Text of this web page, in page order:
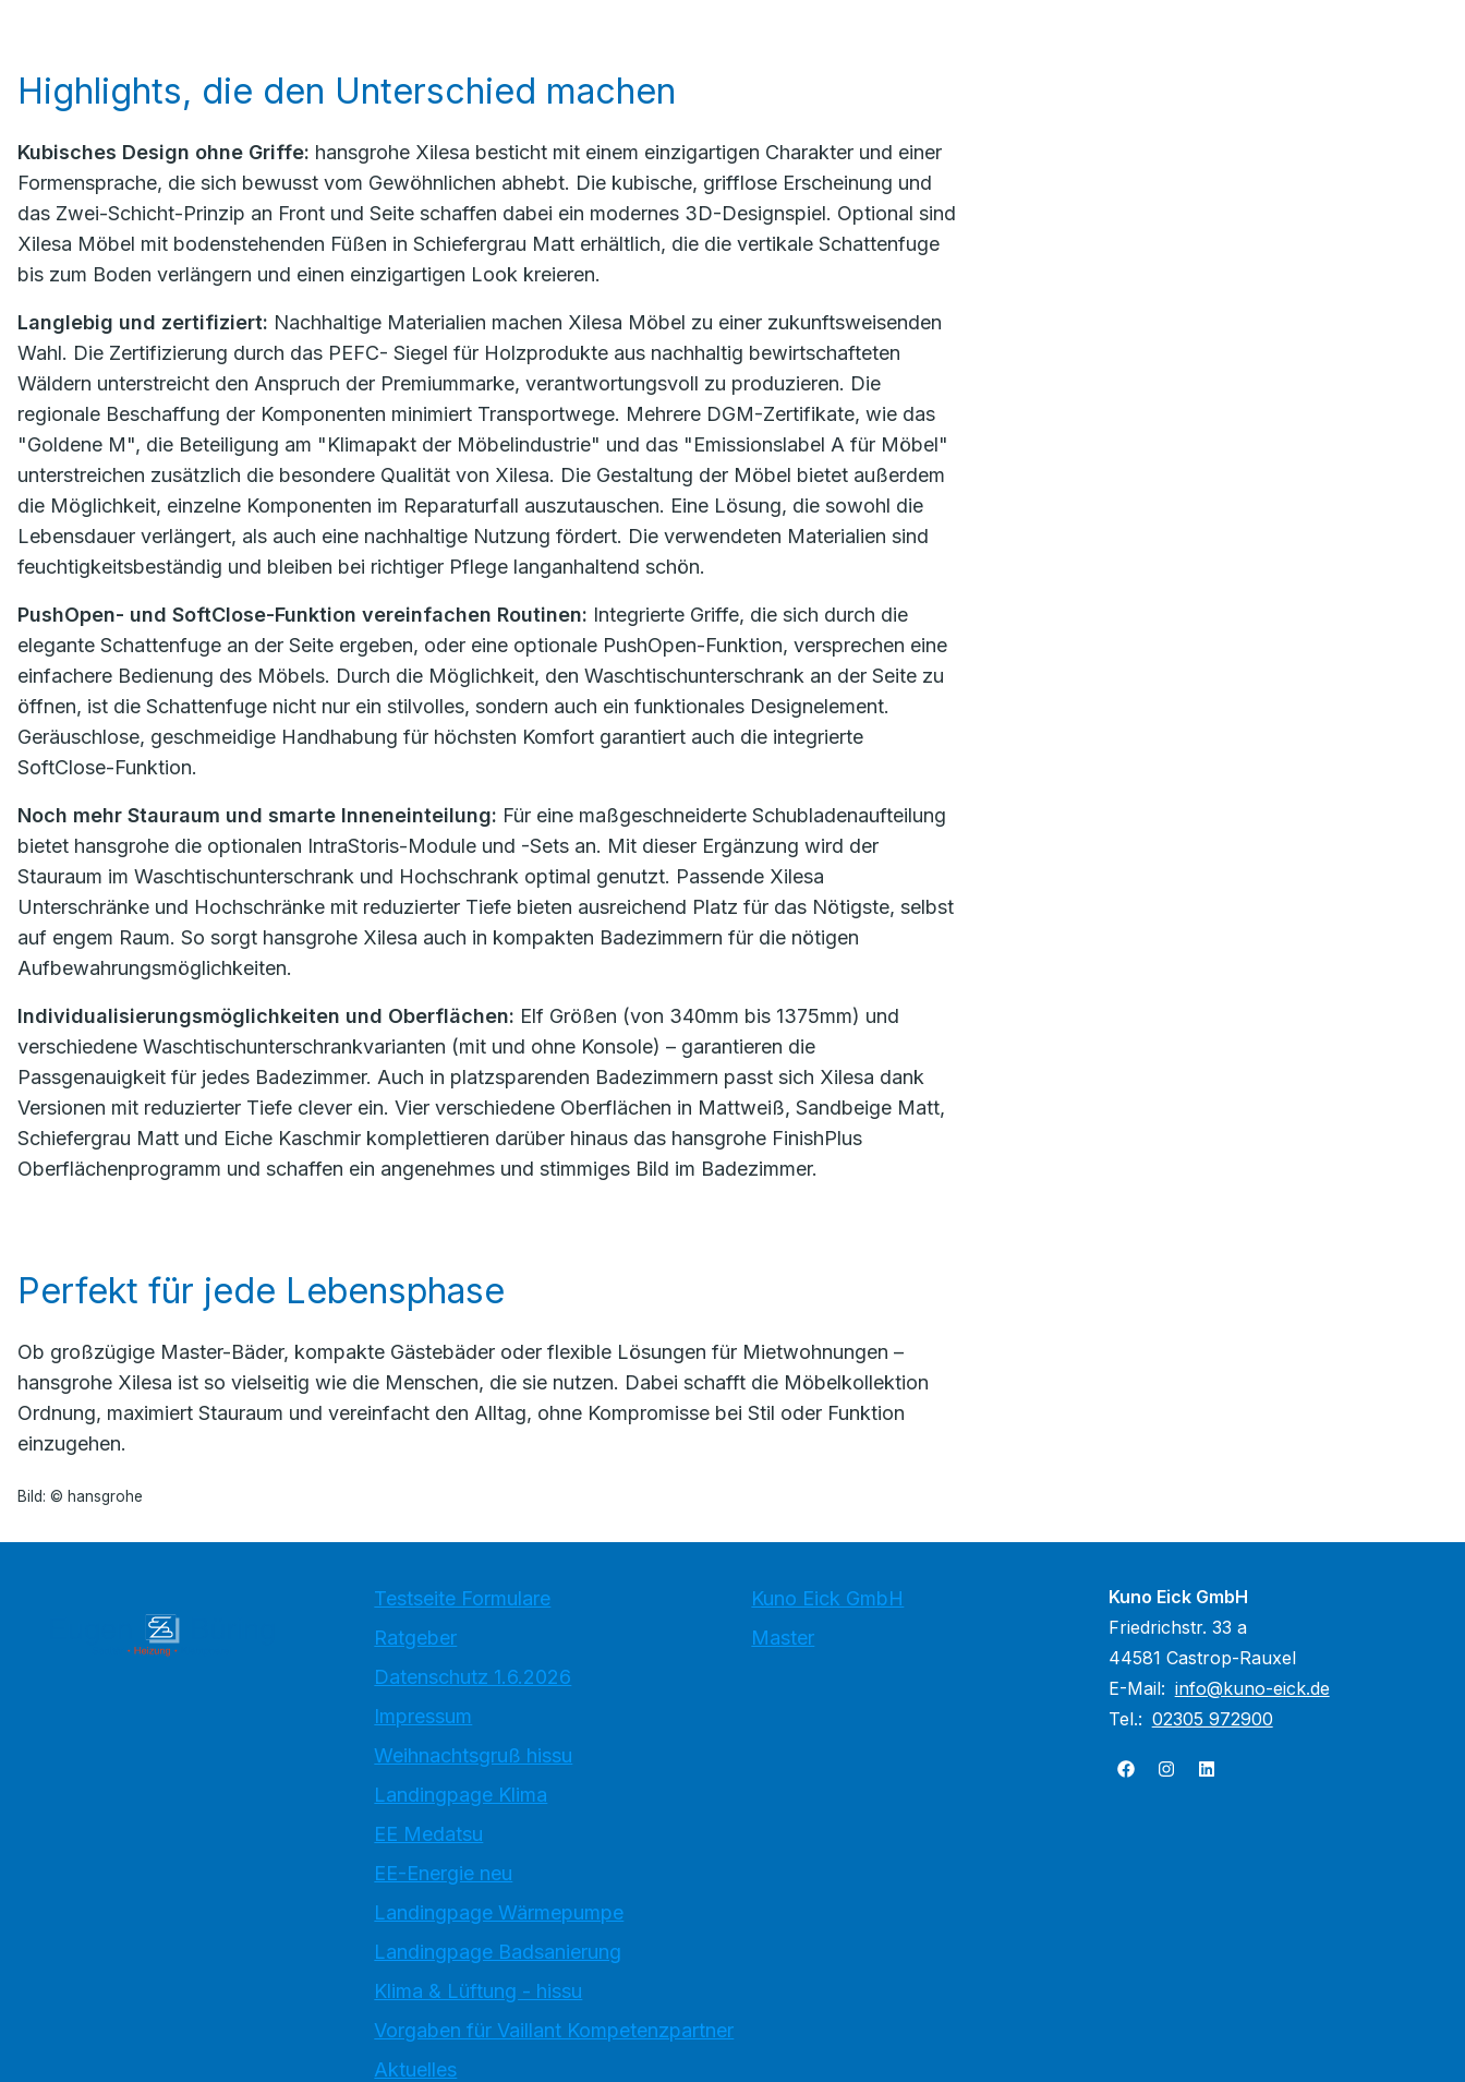
Highlights, die den Unterschied machen
Kubisches Design ohne Griffe: hansgrohe Xilesa besticht mit einem einzigartigen Charakter und einer
Formensprache, die sich bewusst vom Gewöhnlichen abhebt. Die kubische, grifflose Erscheinung und
das Zwei-Schicht-Prinzip an Front und Seite schaffen dabei ein modernes 3D-Designspiel. Optional sind
Xilesa Möbel mit bodenstehenden Füßen in Schiefergrau Matt erhältlich, die die vertikale Schattenfuge
bis zum Boden verlängern und einen einzigartigen Look kreieren.
Langlebig und zertifiziert: Nachhaltige Materialien machen Xilesa Möbel zu einer zukunftsweisenden
Wahl. Die Zertifizierung durch das PEFC- Siegel für Holzprodukte aus nachhaltig bewirtschafteten
Wäldern unterstreicht den Anspruch der Premiummarke, verantwortungsvoll zu produzieren. Die
regionale Beschaffung der Komponenten minimiert Transportwege. Mehrere DGM-Zertifikate, wie das
"Goldene M", die Beteiligung am "Klimapakt der Möbelindustrie" und das "Emissionslabel A für Möbel"
unterstreichen zusätzlich die besondere Qualität von Xilesa. Die Gestaltung der Möbel bietet außerdem
die Möglichkeit, einzelne Komponenten im Reparaturfall auszutauschen. Eine Lösung, die sowohl die
Lebensdauer verlängert, als auch eine nachhaltige Nutzung fördert. Die verwendeten Materialien sind
feuchtigkeitsbeständig und bleiben bei richtiger Pflege langanhaltend schön.
PushOpen- und SoftClose-Funktion vereinfachen Routinen: Integrierte Griffe, die sich durch die
elegante Schattenfuge an der Seite ergeben, oder eine optionale PushOpen-Funktion, versprechen eine
einfachere Bedienung des Möbels. Durch die Möglichkeit, den Waschtischunterschrank an der Seite zu
öffnen, ist die Schattenfuge nicht nur ein stilvolles, sondern auch ein funktionales Designelement.
Geräuschlose, geschmeidige Handhabung für höchsten Komfort garantiert auch die integrierte
SoftClose-Funktion.
Noch mehr Stauraum und smarte Inneneinteilung: Für eine maßgeschneiderte Schubladenaufteilung
bietet hansgrohe die optionalen IntraStoris-Module und -Sets an. Mit dieser Ergänzung wird der
Stauraum im Waschtischunterschrank und Hochschrank optimal genutzt. Passende Xilesa
Unterschränke und Hochschränke mit reduzierter Tiefe bieten ausreichend Platz für das Nötigste, selbst
auf engem Raum. So sorgt hansgrohe Xilesa auch in kompakten Badezimmern für die nötigen
Aufbewahrungsmöglichkeiten.
Individualisierungsmöglichkeiten und Oberflächen: Elf Größen (von 340mm bis 1375mm) und
verschiedene Waschtischunterschrankvarianten (mit und ohne Konsole) – garantieren die
Passgenauigkeit für jedes Badezimmer. Auch in platzsparenden Badezimmern passt sich Xilesa dank
Versionen mit reduzierter Tiefe clever ein. Vier verschiedene Oberflächen in Mattweiß, Sandbeige Matt,
Schiefergrau Matt und Eiche Kaschmir komplettieren darüber hinaus das hansgrohe FinishPlus
Oberflächenprogramm und schaffen ein angenehmes und stimmiges Bild im Badezimmer.
Perfekt für jede Lebensphase
Ob großzügige Master-Bäder, kompakte Gästebäder oder flexible Lösungen für Mietwohnungen –
hansgrohe Xilesa ist so vielseitig wie die Menschen, die sie nutzen. Dabei schafft die Möbelkollektion
Ordnung, maximiert Stauraum und vereinfacht den Alltag, ohne Kompromisse bei Stil oder Funktion
einzugehen.
Bild: © hansgrohe
Testseite Formulare
Ratgeber
Datenschutz 1.6.2026
Impressum
Weihnachtsgruß hissu
Landingpage Klima
EE Medatsu
EE-Energie neu
Landingpage Wärmepumpe
Landingpage Badsanierung
Klima & Lüftung - hissu
Vorgaben für Vaillant Kompetenzpartner
Aktuelles
Kuno Eick GmbH
Master
Kuno Eick GmbH
Friedrichstr. 33 a
44581 Castrop-Rauxel
E-Mail: info@kuno-eick.de
Tel.: 02305 972900